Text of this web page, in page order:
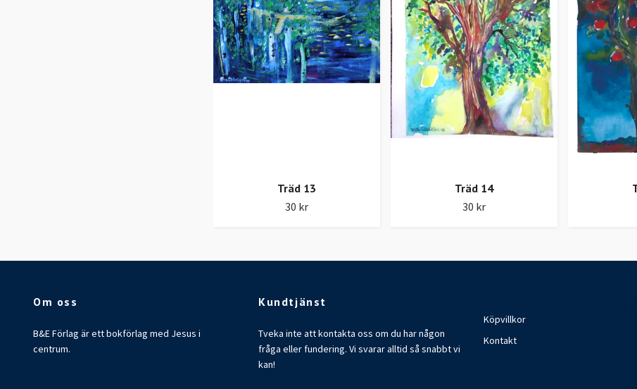
Träd 13
30 kr
Träd 14
30 kr
Om oss
B&E Förlag är ett bokförlag med Jesus i
centrum.
Kundtjänst
Tveka inte att kontakta oss om du har någon
fråga eller fundering. Vi svarar alltid så snabbt vi
kan!
Köpvillkor
Kontakt